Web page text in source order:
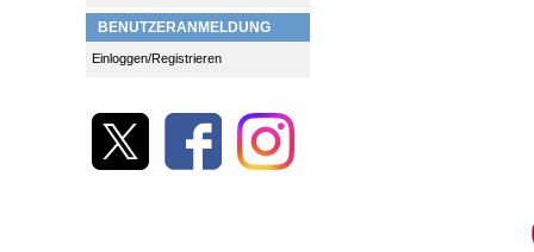
BENUTZERANMELDUNG
Einloggen/Registrieren